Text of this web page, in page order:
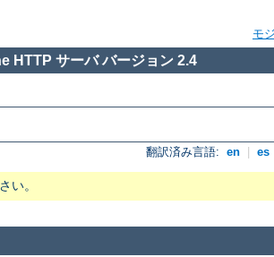
モ
HTTP サーバ バージョン 2.4
翻訳済み言語: en es
い。